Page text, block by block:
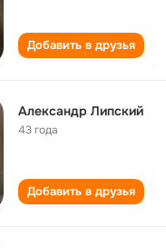
Добавить в друзья
Александр Липский
43 года
Добавить в друзья